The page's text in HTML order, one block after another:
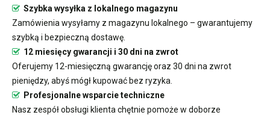
Szybka wysyłka z lokalnego magazynu
Zamówienia wysyłamy z magazynu lokalnego – gwarantujemy
szybką i bezpieczną dostawę.
12 miesięcy gwarancji i 30 dni na zwrot
Oferujemy 12-miesięczną gwarancję oraz 30 dni na zwrot
pieniędzy, abyś mógł kupować bez ryzyka.
Profesjonalne wsparcie techniczne
Nasz zespół obsługi klienta chętnie pomoże w doborze